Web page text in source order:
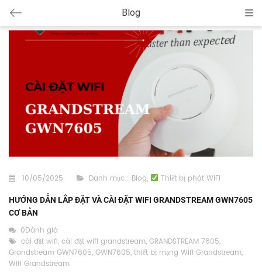
Blog
10/05/2025 Danh mục : Blog, Thiết bị phát WiFi
HƯỚNG DẪN LẮP ĐẶT VÀ CÀI ĐẶT WIFI GRANDSTREAM GWN7605
CƠ BẢN
0Đánh giá
cài đặt wifi, cài đặt wifi grandstream, GRANDSTREAM 7605,
Grandstream GWN7605, GWN7605, thiết bị mạng Wifi Grandstream,
Wifi Grandstream